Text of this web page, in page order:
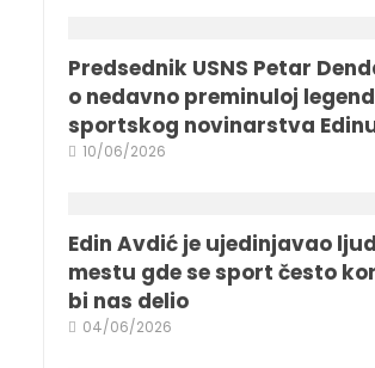
Predsednik USNS Petar
o nedavno preminuloj
sportskog novinarstva
10/06/2026
Edin Avdić je ujedinjavao
mestu gde se sport često
bi nas delio
04/06/2026